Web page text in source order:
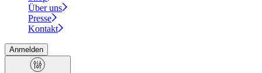
Über uns
Presse
Kontakt
Anmelden